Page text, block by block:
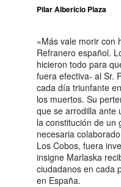
Pilar Albericio Plaza
«Más vale morir con
Refranero español.
hicieron todo para
fuera efectiva- al Sr.
cada día triunfante
los muertos. Su
que se arrodilla ante
la constitución de un
necesaria
Los Cobos, fuera
insigne Marlaska
ciudadanos en cada
en España.